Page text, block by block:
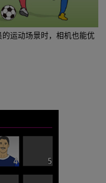
运动场景时，相机也能优